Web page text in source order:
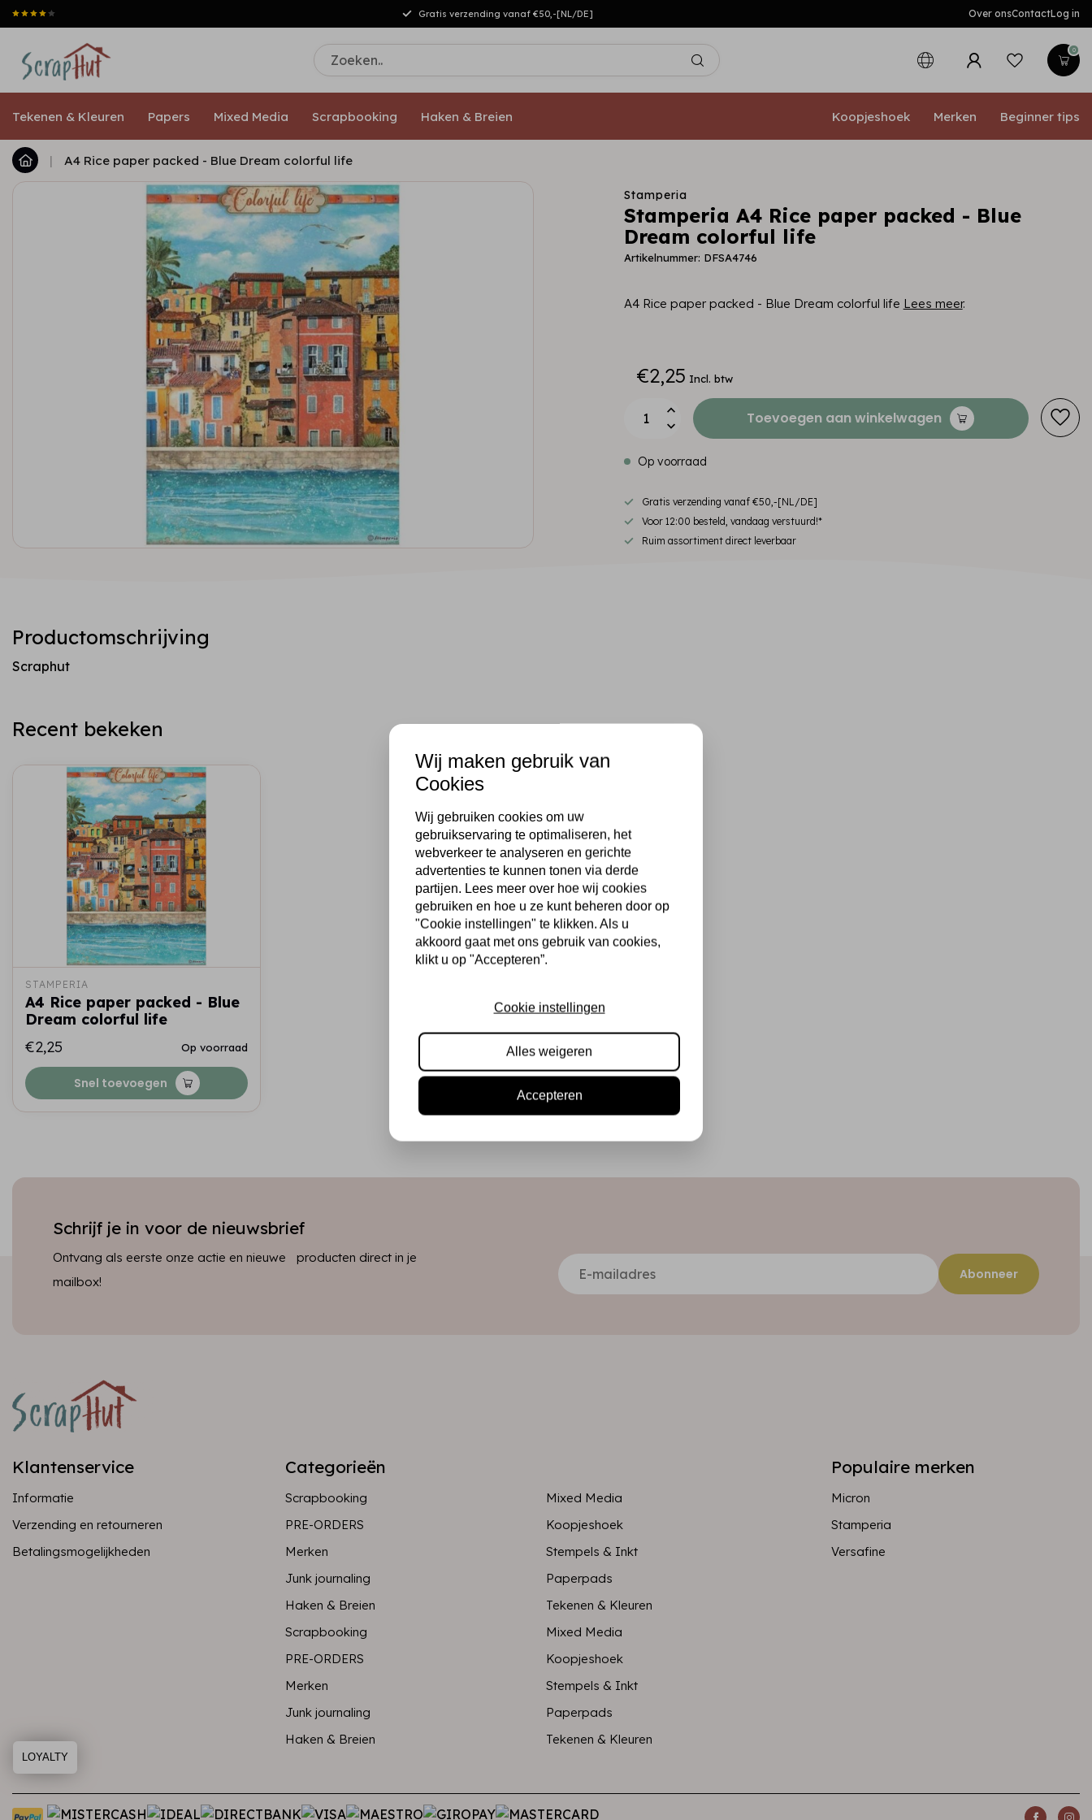
Gratis verzending vanaf €50,-[NL/DE] Over onsContactLog in
0
Tekenen & Kleuren Papers Mixed Media Scrapbooking Haken & Breien Koopjeshoek Merken Beginner tips
| A4 Rice paper packed - Blue Dream colorful life
Stamperia
Stamperia A4 Rice paper packed - Blue
Dream colorful life
Artikelnummer: DFSA4746
A4 Rice paper packed - Blue Dream colorful life Lees meer.
€2,25 Incl. btw
Toevoegen aan winkelwagen
Op voorraad
Gratis verzending vanaf €50,-[NL/DE]
Voor 12:00 besteld, vandaag verstuurd!*
Ruim assortiment direct leverbaar
Productomschrijving
Scraphut
Recent bekeken
STAMPERIA
A4 Rice paper packed - Blue
Dream colorful life
€2,25
Op voorraad
Snel toevoegen
Schrijf je in voor de nieuwsbrief
Ontvang als eerste onze actie en nieuwe producten direct in je
mailbox!
Abonneer
Klantenservice
Informatie
Verzending en retourneren
Betalingsmogelijkheden
Categorieën
Scrapbooking
Mixed Media
PRE-ORDERS
Koopjeshoek
Merken
Stempels & Inkt
Junk journaling
Paperpads
Haken & Breien
Tekenen & Kleuren
Scrapbooking
Mixed Media
PRE-ORDERS
Koopjeshoek
Merken
Stempels & Inkt
Junk journaling
Paperpads
Haken & Breien
Tekenen & Kleuren
Populaire merken
Micron
Stamperia
Versafine
Wij maken gebruik van
Cookies
Wij gebruiken cookies om uw
gebruikservaring te optimaliseren, het
webverkeer te analyseren en gerichte
advertenties te kunnen tonen via derde
partijen. Lees meer over hoe wij cookies
gebruiken en hoe u ze kunt beheren door op
"Cookie instellingen" te klikken. Als u
akkoord gaat met ons gebruik van cookies,
klikt u op "Accepteren”.
Cookie instellingen
Alles weigeren
Accepteren
LOYALTY